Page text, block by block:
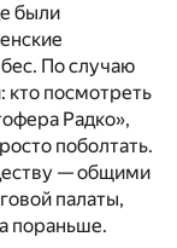
были
По случаю
кто посмотреть
Радко»,
поболтать.
— общими
палаты,
пораньше.